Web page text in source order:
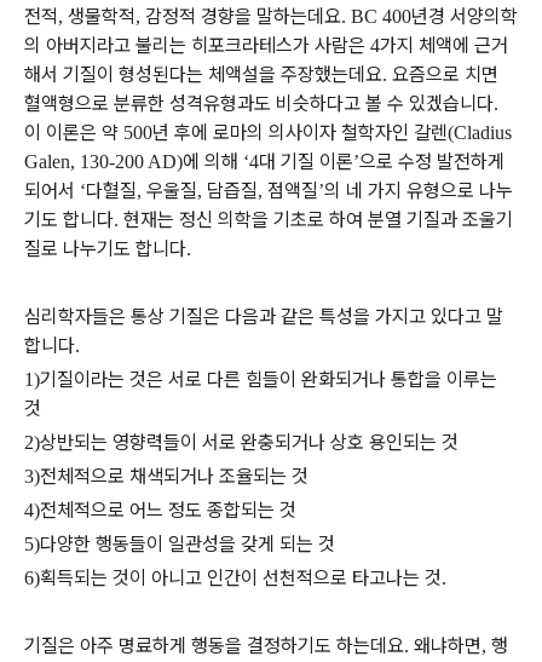
전적, 생물학적, 감정적 경향을 말하는데요. BC 400년경 서양의학
의 아버지라고 불리는 히포크라테스가 사람은 4가지 체액에 근거
해서 기질이 형성된다는 체액설을 주장했는데요. 요즘으로 치면
혈액형으로 분류한 성격유형과도 비슷하다고 볼 수 있겠습니다.
이 이론은 약 500년 후에 로마의 의사이자 철학자인 갈렌(Cladius
Galen, 130-200 AD)에 의해 ‘4대 기질 이론’으로 수정 발전하게
되어서 ‘다혈질, 우울질, 담즙질, 점액질’의 네 가지 유형으로 나누
기도 합니다. 현재는 정신 의학을 기초로 하여 분열 기질과 조울기
질로 나누기도 합니다.
심리학자들은 통상 기질은 다음과 같은 특성을 가지고 있다고 말
합니다.
1)기질이라는 것은 서로 다른 힘들이 완화되거나 통합을 이루는
것
2)상반되는 영향력들이 서로 완충되거나 상호 용인되는 것
3)전체적으로 채색되거나 조율되는 것
4)전체적으로 어느 정도 종합되는 것
5)다양한 행동들이 일관성을 갖게 되는 것
6)획득되는 것이 아니고 인간이 선천적으로 타고나는 것.
기질은 아주 명료하게 행동을 결정하기도 하는데요. 왜냐하면, 행